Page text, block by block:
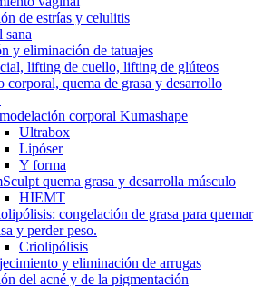
de estrías y celulitis
sana
y eliminación de tatuajes
lifting de cuello, lifting de glúteos
corporal, quema de grasa y desarrollo
corporal Kumashape
Ultrabox
Lipóser
Y forma
quema grasa y desarrolla músculo
HIEMT
congelación de grasa para quemar
y perder peso.
Criolipólisis
y eliminación de arrugas
del acné y de la pigmentación